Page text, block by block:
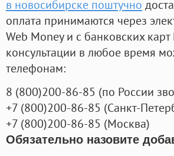
в новосибирске поштучно
оплата принимаются через
Web Money и с банковских
консультации в любое время
телефонам:
8 (800)200-86-85 (по России
+7 (800)200-86-85 (Санкт-
+7 (800)200-86-85 (Москва)
Обязательно назовите